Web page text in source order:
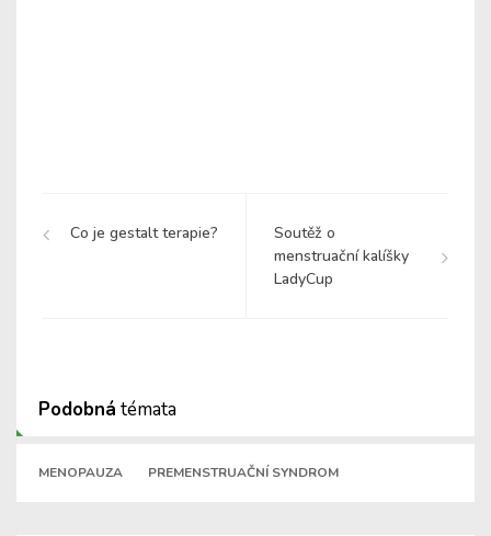
Co je gestalt terapie?
Soutěž o
menstruační kalíšky
LadyCup
Podobná témata
MENOPAUZA PREMENSTRUAČNÍ SYNDROM